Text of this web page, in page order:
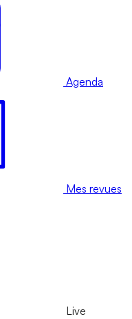
Agenda
Mes revues
Live